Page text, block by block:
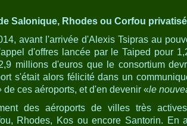
Salonique, Rhodes ou Corfou
avant l'arrivée d'Alexis Tsipras au
d'offres lancée par le Taiped pour
millions d'euros que le consortium
s'était alors félicité dans un
de ces aéroports, et d'en devenir «le
des aéroports de villes très
Rhodes, Kos ou encore Santorin. En